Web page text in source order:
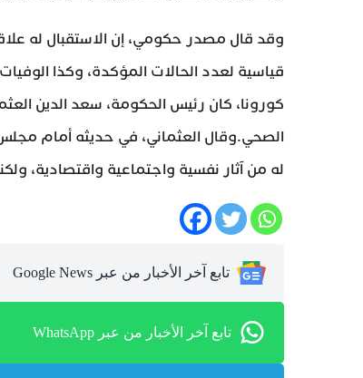
وقد قال مصدر حكومي، إن الاستقبال له
قياسية لعدد الحالات المؤكدة، وكذا
كورونا، كان رئيس الحكومة، سعد الدين
الصحي.وقال العثماني، في حديثه أمام مجلس
له من آثار نفسية واجتماعية واقتصادية،
تابع آخر الأخبار من عبر Google News
تابع آخر الأخبار من عبر WhatsApp